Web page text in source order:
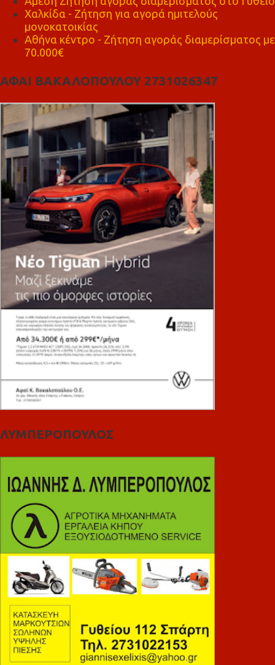
Χαλκίδα - Ζήτηση για αγορά ημιτελούς
μονοκατοικίας
Αθήνα κέντρο - Ζήτηση αγοράς διαμερίσματος με
70.000€
ΑΦΑΙ ΒΑΚΑΛΟΠΟΥΛΟΥ 2731026347
ΛΥΜΠΕΡΟΠΟΥΛΟΣ